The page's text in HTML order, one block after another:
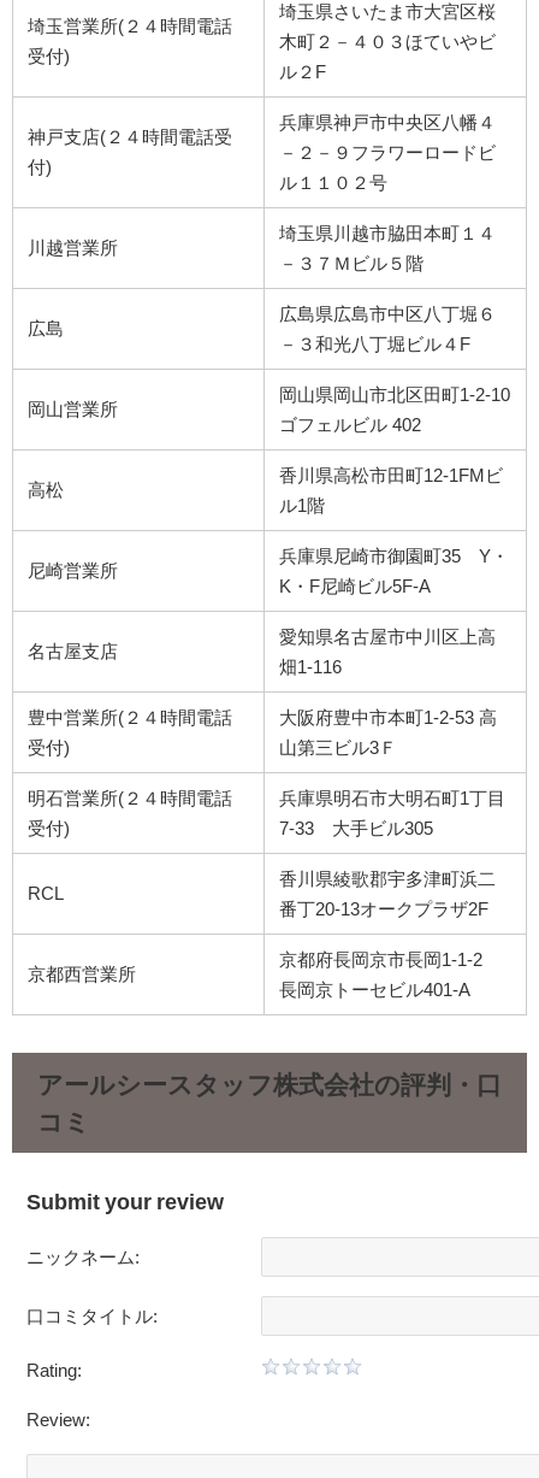
埼玉営業所(２４時間電話
受付)
埼玉県さいたま市大宮区桜
木町２－４０３ほていやビ
ル２F
神戸支店(２４時間電話受
付)
兵庫県神戸市中央区八幡４
－２－９フラワーロードビ
ル１１０２号
川越営業所
埼玉県川越市脇田本町１４
－３７Ｍビル５階
広島
広島県広島市中区八丁堀６
－３和光八丁堀ビル４F
岡山営業所
岡山県岡山市北区田町1-2-10
ゴフェルビル 402
高松
香川県高松市田町12-1FMビ
ル1階
尼崎営業所
兵庫県尼崎市御園町35 Y・
K・F尼崎ビル5F-A
名古屋支店
愛知県名古屋市中川区上高
畑1-116
豊中営業所(２４時間電話
受付)
大阪府豊中市本町1-2-53 高
山第三ビル3Ｆ
明石営業所(２４時間電話
受付)
兵庫県明石市大明石町1丁目
7-33 大手ビル305
RCL
香川県綾歌郡宇多津町浜二
番丁20-13オークプラザ2F
京都西営業所
京都府長岡京市長岡1-1-2
長岡京トーセビル401-A
アールシースタッフ株式会社の評判・口
コミ
Submit your review
ニックネーム:
口コミタイトル:
Rating:
Review: